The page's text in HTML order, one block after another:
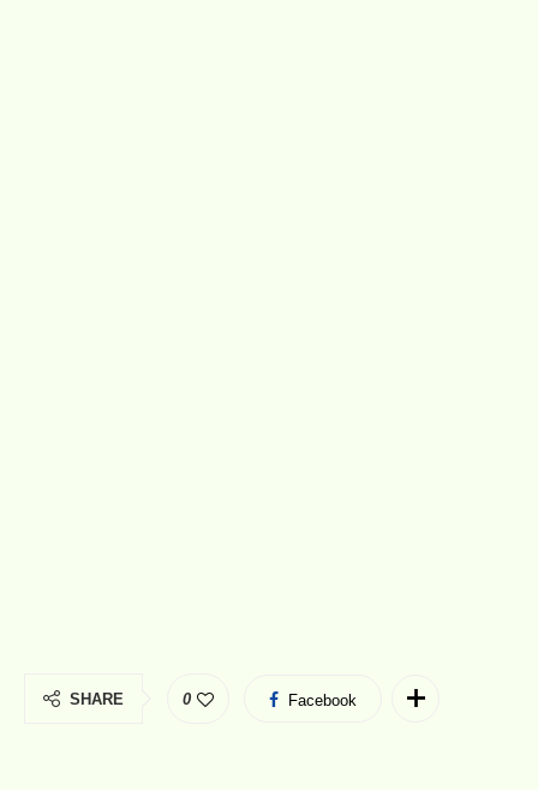
SHARE 0 Facebook